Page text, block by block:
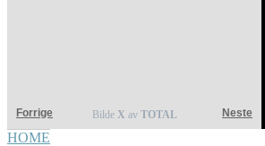
Bilde X av TOTAL
Forrige Neste
HOME